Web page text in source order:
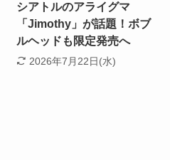
シアトルのアライグマ
「Jimothy」が話題！ボブ
ルヘッドも限定発売へ
2026年7月22日(水)